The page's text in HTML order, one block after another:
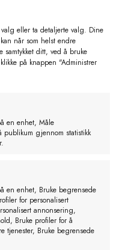
eller ta detaljerte valg. Dine
når som helst endre
ditt, ved å bruke
på knappen "Administrer
en enhet, Måle
publikum gjennom statistikk
en enhet, Bruke begrensede
for personalisert
annonsering,
Bruke profiler for å
tjenester, Bruke begrensede
MVA